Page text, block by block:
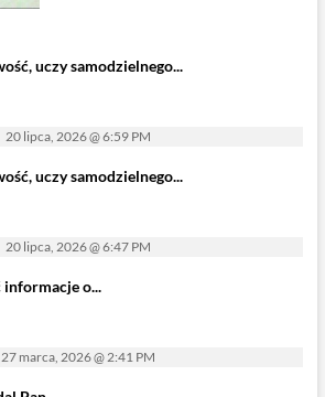
uczy samodzielnego...
20 lipca, 2026 @ 6:59 PM
uczy samodzielnego...
20 lipca, 2026 @ 6:47 PM
informacje o...
27 marca, 2026 @ 2:41 PM